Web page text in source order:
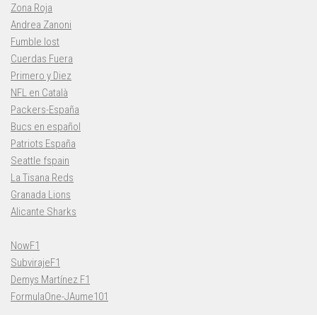
Zona Roja
Andrea Zanoni
Fumble lost
Cuerdas Fuera
Primero y Diez
NFL en Català
Packers-España
Bucs en español
Patriots España
Seattle fspain
La Tisana Reds
Granada Lions
Alicante Sharks
NowF1
SubvirajeF1
Demys Martínez F1
FormulaOne-JAume101